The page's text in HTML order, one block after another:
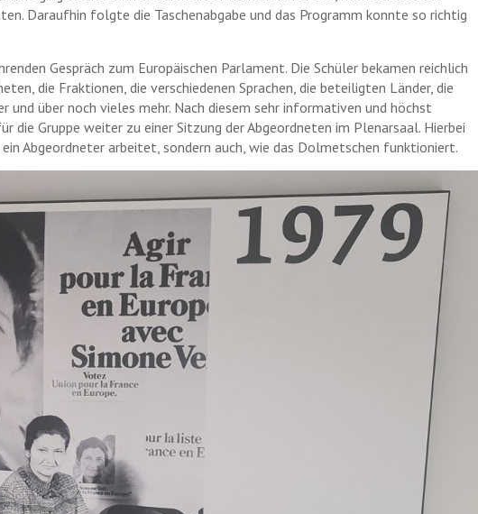
Daraufhin folgte die Taschenabgabe und das Programm konnte so richtig
Gespräch zum Europäischen Parlament. Die Schüler bekamen reichlich
die Fraktionen, die verschiedenen Sprachen, die beteiligten Länder, die
und über noch vieles mehr. Nach diesem sehr informativen und höchst
die Gruppe weiter zu einer Sitzung der Abgeordneten im Plenarsaal. Hierbei
Abgeordneter arbeitet, sondern auch, wie das Dolmetschen funktioniert.